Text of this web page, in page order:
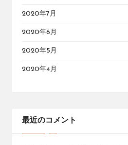
2020年7月
2020年6月
2020年5月
2020年4月
最近のコメント